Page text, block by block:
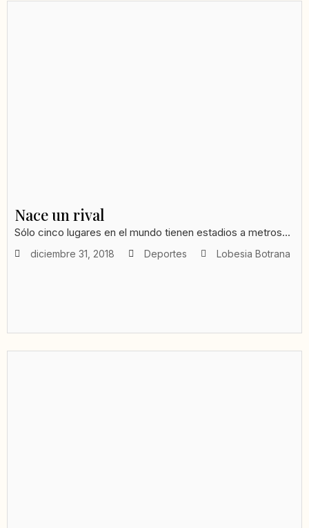
Nace un rival
Sólo cinco lugares en el mundo tienen estadios a metros...
diciembre 31, 2018 Deportes Lobesia Botrana